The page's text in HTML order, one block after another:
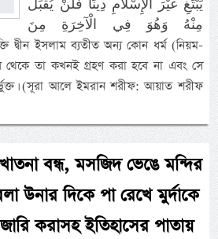
يَبْتَغِ غَيْرَ الْإِسْلَامِ دِينًا فَلَنْ يُقْبَلَ
مِنْهُ وَهُوَ فِي الْآخِرَةِ مِنَ
তা কখনই গ্রহণ করা হবে না এবং সে
(সূরা আলে ইমরান শরীফ: আয়াত শরীফ
বন্ধ, মসজিদ ভেঙে মন্দির
উনার দিকে পা রেখে মুর্দাকে
করাসহ ইতিহাসের পাতায়